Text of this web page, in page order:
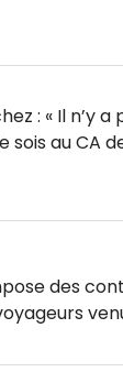
: « Il n’y
sois au CA
des